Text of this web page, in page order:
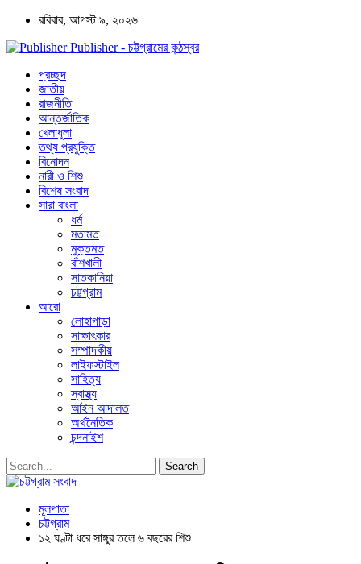
রবিবার, আগস্ট ৯, ২০২৬
Publisher - চট্টগ্রামের কন্ঠস্বর
প্রচ্ছদ
জাতীয়
রাজনীতি
আন্তর্জাতিক
খেলাধুলা
তথ্য প্রযুক্তি
বিনোদন
নারী ও শিশু
বিশেষ সংবাদ
সারা বাংলা
ধর্ম
মতামত
মুক্তমত
বাঁশখালী
সাতকানিয়া
চট্টগ্রাম
আরো
লোহাগাড়া
সাক্ষাৎকার
সম্পাদকীয়
লাইফস্টাইল
সাহিত্য
স্বাস্থ্য
আইন আদালত
অর্থনৈতিক
চন্দনাইশ
মূলপাতা
চট্টগ্রাম
১২ ঘণ্টা ধরে সাঙ্গুর তলে ৬ বছরের শিশু